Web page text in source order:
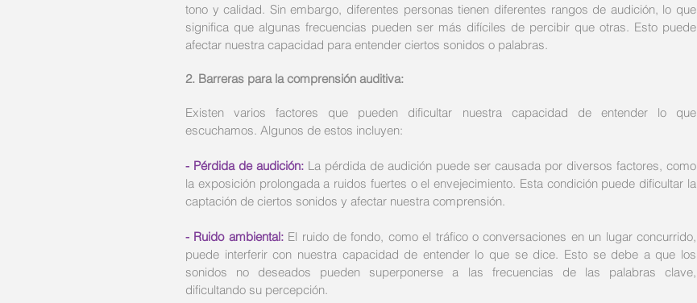
tono y calidad. Sin embargo, diferentes personas tienen diferentes rangos de audición, lo que
significa que algunas frecuencias pueden ser más difíciles de percibir que otras. Esto puede
afectar nuestra capacidad para entender ciertos sonidos o palabras.
2. Barreras para la comprensión auditiva:
Existen varios factores que pueden dificultar nuestra capacidad de entender lo que
escuchamos. Algunos de estos incluyen:
- Pérdida de audición: La pérdida de audición puede ser causada por diversos factores, como
la exposición prolongada a ruidos fuertes o el envejecimiento. Esta condición puede dificultar la
captación de ciertos sonidos y afectar nuestra comprensión.
- Ruido ambiental: El ruido de fondo, como el tráfico o conversaciones en un lugar concurrido,
puede interferir con nuestra capacidad de entender lo que se dice. Esto se debe a que los
sonidos no deseados pueden superponerse a las frecuencias de las palabras clave,
dificultando su percepción.